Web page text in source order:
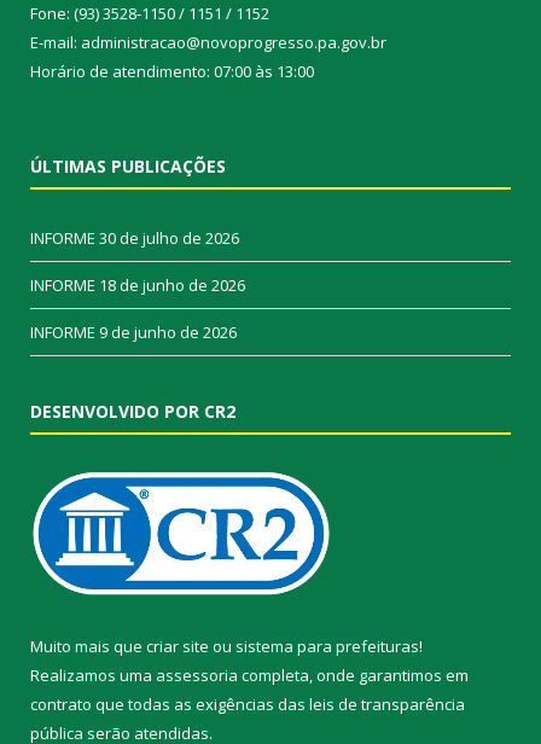
Fone: (93) 3528-1150 / 1151 / 1152
E-mail: administracao@novoprogresso.pa.gov.br
Horário de atendimento: 07:00 às 13:00
ÚLTIMAS PUBLICAÇÕES
INFORME 30 de julho de 2026
INFORME 18 de junho de 2026
INFORME 9 de junho de 2026
DESENVOLVIDO POR CR2
Muito mais que criar site ou sistema para prefeituras!
Realizamos uma assessoria completa, onde garantimos em
contrato que todas as exigências das leis de transparência
pública serão atendidas.